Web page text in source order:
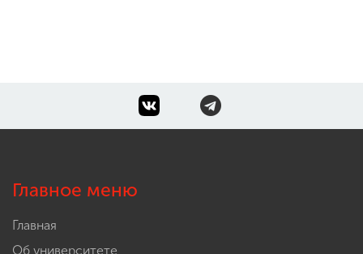
Главное меню
Главная
Об университете